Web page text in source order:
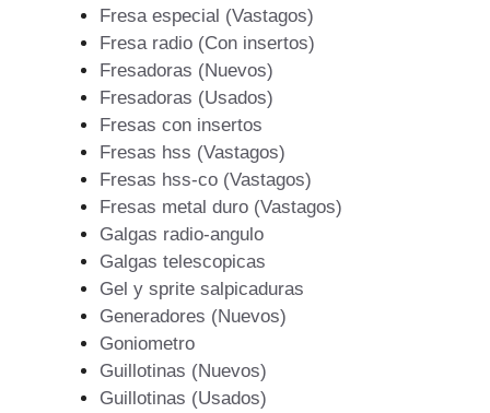
Fresa especial (Vastagos)
Fresa radio (Con insertos)
Fresadoras (Nuevos)
Fresadoras (Usados)
Fresas con insertos
Fresas hss (Vastagos)
Fresas hss-co (Vastagos)
Fresas metal duro (Vastagos)
Galgas radio-angulo
Galgas telescopicas
Gel y sprite salpicaduras
Generadores (Nuevos)
Goniometro
Guillotinas (Nuevos)
Guillotinas (Usados)